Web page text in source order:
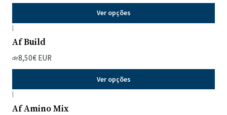
Ver opções
|
Af Build
de8,50€ EUR
Ver opções
|
Af Amino Mix